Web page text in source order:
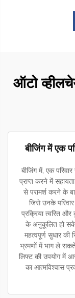
ऑटो
बीजिंग में एक
बीजिंग में, एक
प्राप्त करने में
से परामर्श करने के
जिसे उनके
प्रक्रिया त्वरित
के अनुकूलित हो
महत्वपूर्ण सुधार की
भ्रमणों में भाग ले
लिफ्ट की उपयोग में
का आत्मविश्वास